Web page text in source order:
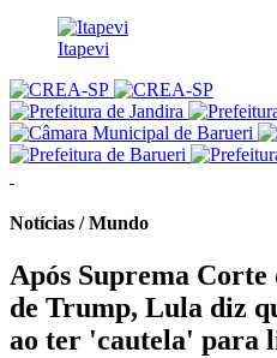
Itapevi
Notícias / Mundo
Após Suprema
de Trump, Lula diz
ao ter 'cautela' para